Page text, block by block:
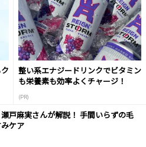
整い系エナジードリンクでビタミン
も栄養素も効率よくチャージ！
(PR)
戸麻実さんが解説！ 手間いらずの毛
ケア